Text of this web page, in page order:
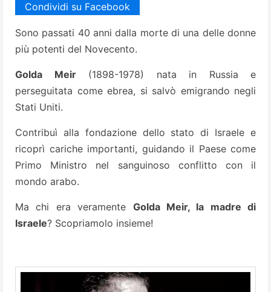
Condividi su Facebook
Sono passati 40 anni dalla morte di una delle donne
più potenti del Novecento.
Golda Meir(1898-1978) nata in Russia e
perseguitata come ebrea, si salvò emigrando negli
Stati Uniti.
Contribuì alla fondazione dello stato di Israele e
ricoprì cariche importanti, guidando il Paese come
Primo Ministro nel sanguinoso conflitto con il
mondo arabo.
Ma chi era veramente Golda Meir, la madre di
Israele? Scopriamolo insieme!